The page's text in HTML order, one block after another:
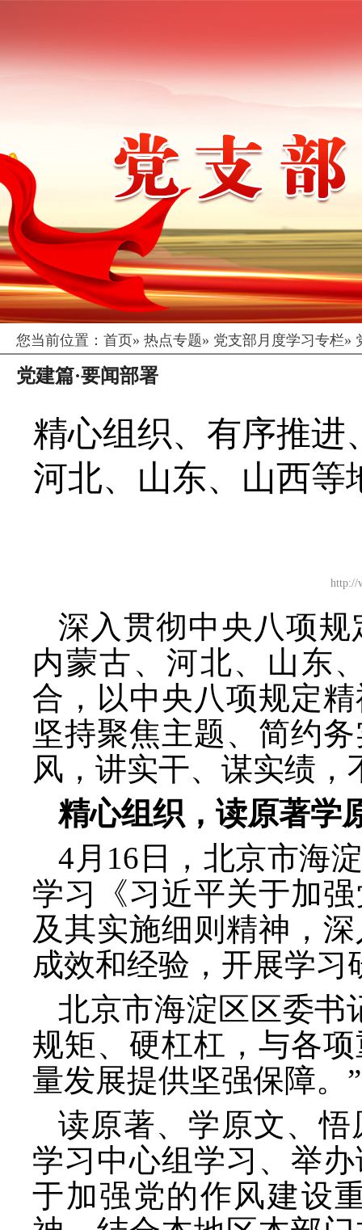
您当前位置： 首页» 热点专题» 党支部月度学习专栏»
党建篇·要闻部署
精心组织、有序推
河北、山东、山西等
http://
深入贯彻中央八项
内蒙古、河北、山东
合，以中央八项规定
坚持聚焦主题、简约
风，讲实干、谋实绩
精心组织，读原著学
4月16日，北京市海
学习《习近平关于加
及其实施细则精神，
成效和经验，开展学习
北京市海淀区区委书
规矩、硬杠杠，与各
量发展提供坚强保障。”
读原著、学原文、
学习中心组学习、举
于加强党的作风建设